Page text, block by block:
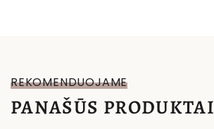
REKOMENDUOJAME
PANAŠŪS PRODUKTAI